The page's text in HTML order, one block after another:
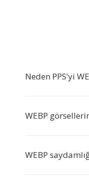
Neden PPS'yi
WEBP
WEBP